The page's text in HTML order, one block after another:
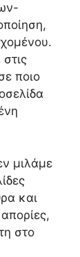
ποιο
μιλάμε
και
στο